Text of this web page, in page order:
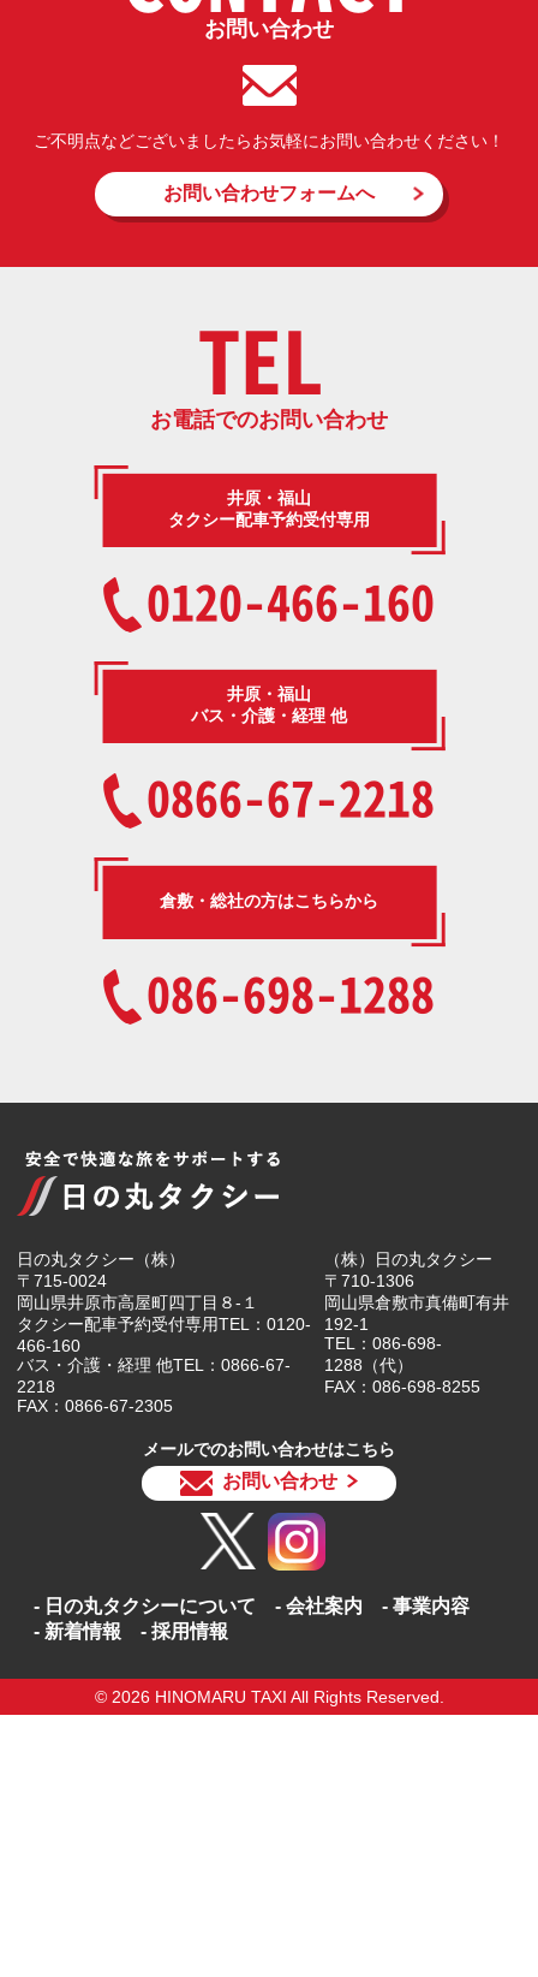
お問い合わせ
ご不明点などございましたらお気軽にお問い合わせください！
お問い合わせフォームへ
TEL
お電話でのお問い合わせ
井原・福山
タクシー配車予約受付専用
0120-466-160
井原・福山
バス・介護・経理 他
0866-67-2218
倉敷・総社の方はこちらから
086-698-1288
日の丸タクシー（株）
〒715-0024
岡山県井原市高屋町四丁目８-１
タクシー配車予約受付専用TEL：0120-
466-160
バス・介護・経理 他TEL：0866-67-
2218
FAX：0866-67-2305
（株）日の丸タクシー
〒710-1306
岡山県倉敷市真備町有井
192-1
TEL：086-698-
1288（代）
FAX：086-698-8255
メールでのお問い合わせはこちら
お問い合わせ
日の丸タクシーについて 会社案内
事業内容
新着情報
採用情報
© 2026 HINOMARU TAXI All Rights Reserved.